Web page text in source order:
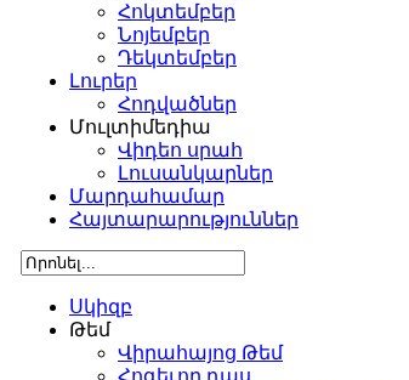
Հոկտեմբեր
Նոյեմբեր
Դեկտեմբեր
Լուրեր
Հոդվածներ
Մուլտիմեդիա
Վիդեո սրահ
Լուսանկարներ
Մարդահամար
Հայտարարություններ
Սկիզբ
Թեմ
Վիրահայոց Թեմ
Հոգեւոր դաս